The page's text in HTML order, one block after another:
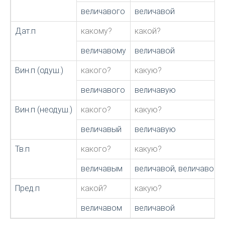
величавого величавой
Дат.п какому? какой?
величавому величавой
Вин.п (одуш.) какого? какую?
величавого величавую
Вин.п (неодуш.) какого? какую?
величавый величавую
Тв.п какого? какую?
величавым величавой, величавою
Пред.п какой? какую?
величавом величавой